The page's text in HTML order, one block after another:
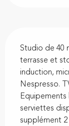
Studio de 40
terrasse et
induction,
Nespresso.
serviettes
supplément 2